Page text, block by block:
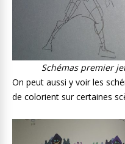
Schémas premier
On peut aussi y voir les
de colorient sur certaines